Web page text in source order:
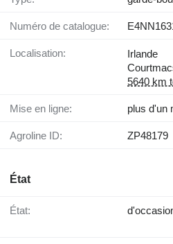
Numéro de catalogue:
Localisation:
Irlande
5640 km
Mise en ligne: plus d'un
Agroline ID: ZP48179
État
État: